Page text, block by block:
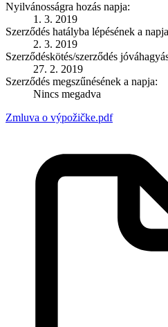
Nyilvánosságra hozás napja:
1. 3. 2019
Szerződés hatályba lépésének a
2. 3. 2019
Szerződéskötés/szerződés
27. 2. 2019
Szerződés megszűnésének a napja:
Nincs megadva
Zmluva o výpožičke.pdf